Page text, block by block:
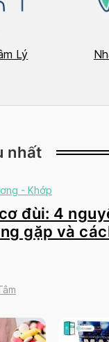
Lý
nhất
- Khớp
đùi: 4
gặp và